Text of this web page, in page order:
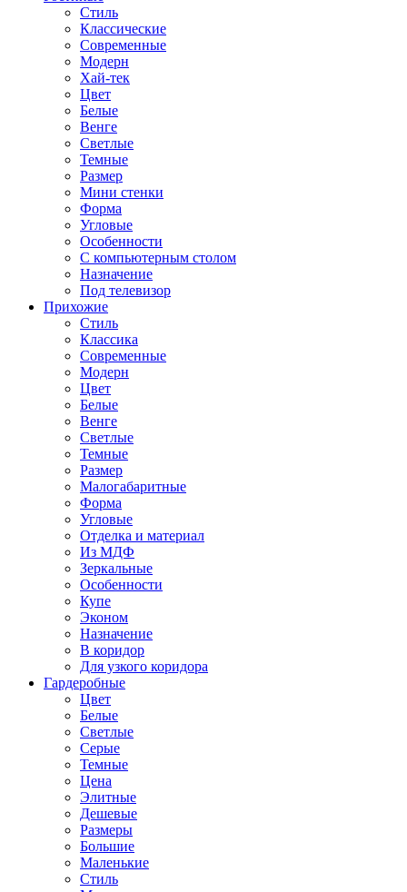
Стиль
Классические
Современные
Модерн
Хай-тек
Цвет
Белые
Венге
Светлые
Темные
Размер
Мини стенки
Форма
Угловые
Особенности
С компьютерным столом
Назначение
Под телевизор
Прихожие
Стиль
Классика
Современные
Модерн
Цвет
Белые
Венге
Светлые
Темные
Размер
Малогабаритные
Форма
Угловые
Отделка и материал
Из МДФ
Зеркальные
Особенности
Купе
Эконом
Назначение
В коридор
Для узкого коридора
Гардеробные
Цвет
Белые
Светлые
Серые
Темные
Цена
Элитные
Дешевые
Размеры
Большие
Маленькие
Стиль